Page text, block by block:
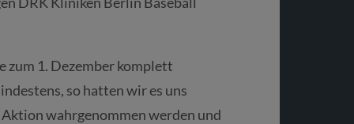
zum 1. Dezember komplett
so hatten wir es uns
wahrgenommen werden und